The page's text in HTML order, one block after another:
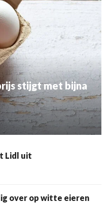
stijgt met bijna
Lidl uit
over op witte eieren